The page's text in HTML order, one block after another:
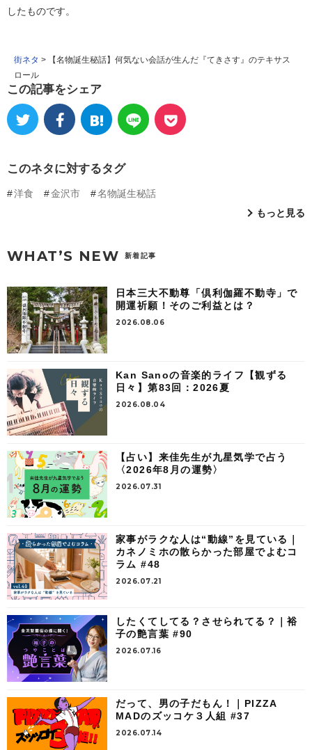
したものです。
街ネタ >
【名物誕生秘話】何気ない会話が生んだ『てきさす』のテキサス
ロール
この記事をシェア
このネタに対するタグ
洋食 金沢市
名物誕生秘話
もっと見る
WHAT’S NEW 新着記事
日本三大不動尊「倶利伽羅不動寺」で
開運祈願！そのご利益とは？
2026.08.06
Kan Sanoの音楽的ライフ【観ずる
日々】第83回：2026夏
2026.08.04
【占い】来佳先生が九星気学で占う
〈2026年8月の運勢〉
2026.07.31
家事がラクな人は“動線”を見ている｜
カネノミホの散らかった部屋でよむコ
ラム #48
2026.07.21
したくてしてる？させられてる？｜裕
子の艶言葉 #90
2026.07.16
だって、男の子だもん！｜PIZZA
MADのズッコケ３人組 #37
2026.07.14